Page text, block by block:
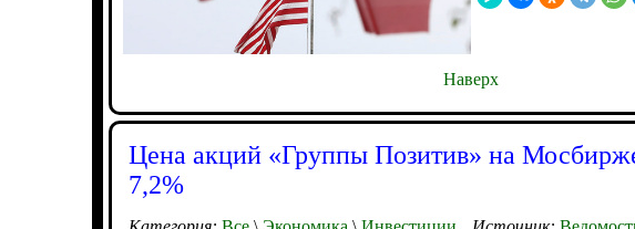
Наверх
Цена акций «Группы Позитив» на
7,2%